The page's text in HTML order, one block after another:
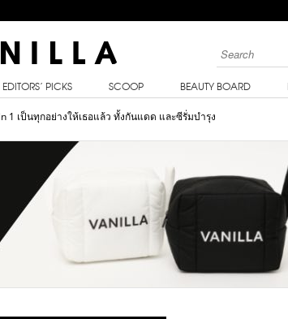
EDITORS’ PICKS SCOOP BEAUTY BOARD
1 เป็นทุกอย่างให้เธอแล้ว ทั้งกันแดด และซีรั่มบำรุง